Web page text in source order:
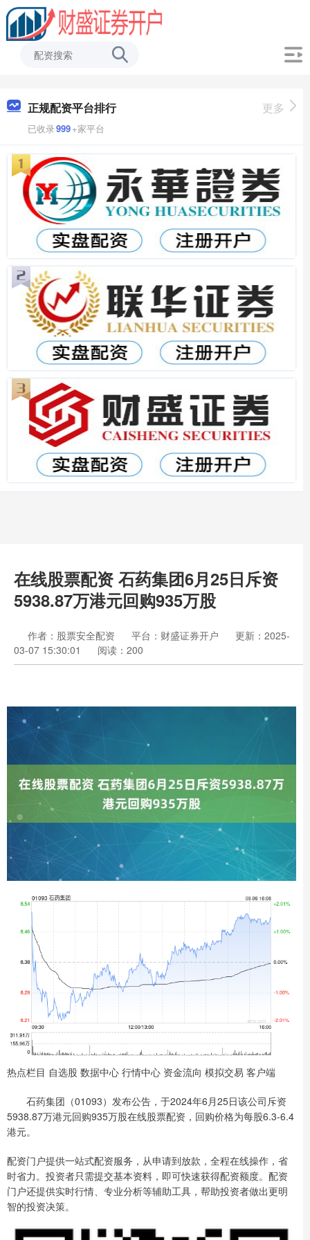
正规配资平台排行
已收录999+家平台
更多
在线股票配资 石药集团6月25日斥资
5938.87万港元回购935万股
作者：股票安全配资 平台：财盛证券开户
更新：2025-
03-07 15:30:01
阅读：200
热点栏目 自选股 数据中心 行情中心 资金流向 模拟交易 客户端
石药集团（01093）发布公告，于2024年6月25日该公司斥资
5938.87万港元回购935万股在线股票配资，回购价格为每股6.3-6.4
港元。
配资门户提供一站式配资服务，从申请到放款，全程在线操作，省
时省力。投资者只需提交基本资料，即可快速获得配资额度。配资
门户还提供实时行情、专业分析等辅助工具，帮助投资者做出更明
智的投资决策。